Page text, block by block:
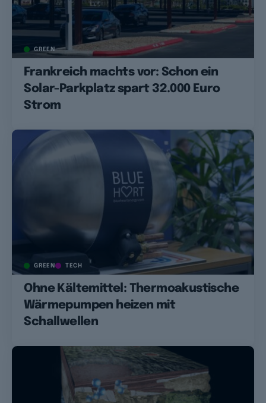
GREEN
Frankreich machts vor: Schon ein
Solar-Parkplatz spart 32.000 Euro
Strom
GREEN TECH
Ohne Kältemittel: Thermoakustische
Wärmepumpen heizen mit
Schallwellen